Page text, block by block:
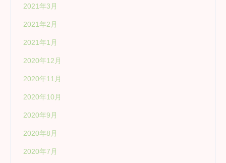
2021年3月
2021年2月
2021年1月
2020年12月
2020年11月
2020年10月
2020年9月
2020年8月
2020年7月